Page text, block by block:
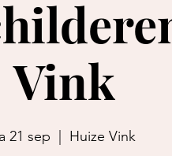
Vink
21 sep Huize Vink